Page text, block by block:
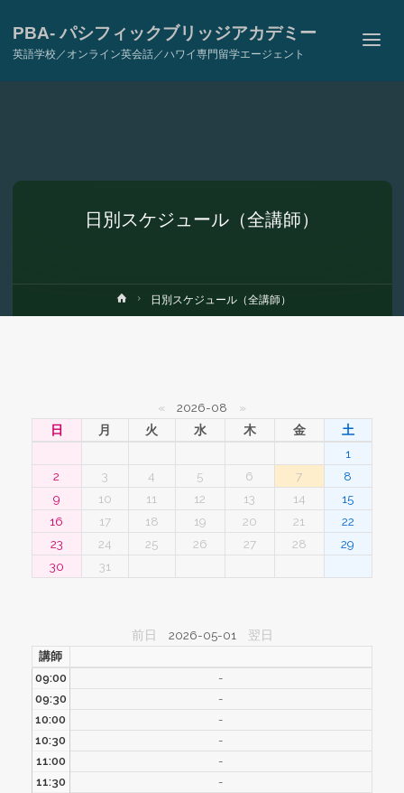
PBA- パシフィックブリッジアカデミー
英語学校／オンライン英会話／ハワイ専門留学エージェント
日別スケジュール（全講師）
ホ
ー
日別スケジュール（全講師）
« 2026-08
»
日
月 火 水 木 金
土
1
2
3 4 5 6 7
8
9
10 11 12 13 14
15
16
17 18 19 20 21
22
23
24 25 26 27 28
29
30
31
前日 2026-05-01 翌日
講師
09:00
-
09:30
-
10:00
-
10:30
-
11:00
-
11:30
-